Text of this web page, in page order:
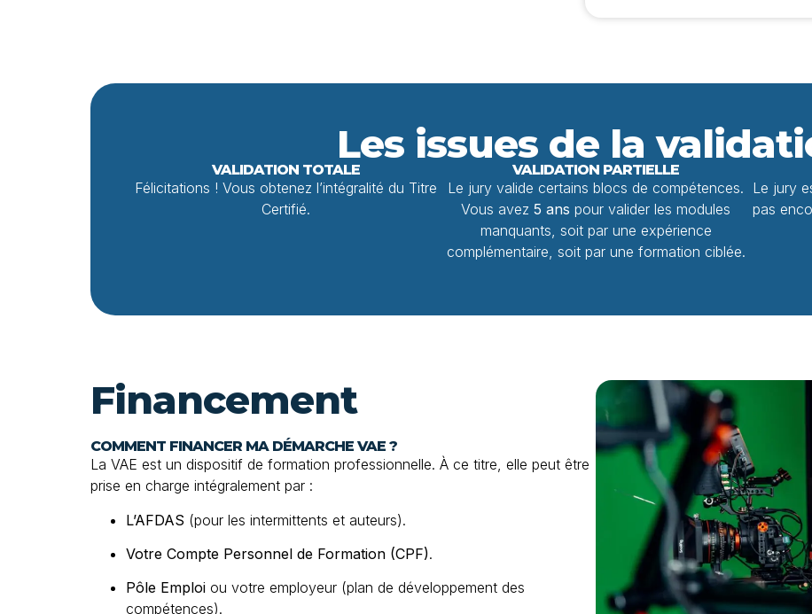
Les issues de la
VALIDATION TOTALE
Félicitations ! Vous obtenez l’intégralité du Titre
Certifié.
VALIDATION PARTIELLE
Le jury valide certains blocs de compétences.
Vous avez 5 ans pour valider les modules
manquants, soit par une expérience
complémentaire, soit par une formation ciblée.
Le jury
pas
Financement
COMMENT FINANCER MA DÉMARCHE VAE ?
La VAE est un dispositif de formation professionnelle. À ce titre, elle peut être
prise en charge intégralement par :
L’AFDAS (pour les intermittents et auteurs).
Votre Compte Personnel de Formation (CPF).
Pôle Emploi ou votre employeur (plan de développement des
compétences).